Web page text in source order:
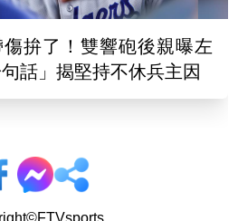
拚了！雙響砲後親曝左
話」揭堅持不休兵主因